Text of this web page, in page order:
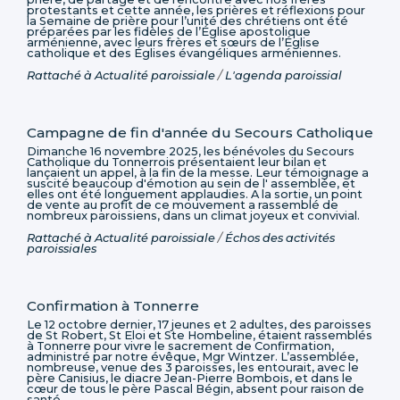
protestants et cette année, les prières et réflexions pour
la Semaine de prière pour l’unité des chrétiens ont été
préparées par les fidèles de l’Église apostolique
arménienne, avec leurs frères et sœurs de l’Église
catholique et des Églises évangéliques arméniennes.
Rattaché à Actualité paroissiale /L'agenda paroissial
Campagne de fin d'année du Secours Catholique
Dimanche 16 novembre 2025, les bénévoles du Secours
Catholique du Tonnerrois présentaient leur bilan et
lançaient un appel, à la fin de la messe. Leur témoignage a
suscité beaucoup d'émotion au sein de l' assemblée, et
elles ont été longuement applaudies. A la sortie, un point
de vente au profit de ce mouvement a rassemblé de
nombreux paroissiens, dans un climat joyeux et convivial.
Rattaché à Actualité paroissiale / Échos des activités
paroissiales
Confirmation à Tonnerre
Le 12 octobre dernier, 17 jeunes et 2 adultes, des paroisses
de St Robert, St Eloi et Ste Hombeline, étaient rassemblés
à Tonnerre pour vivre le sacrement de Confirmation,
administré par notre évêque, Mgr Wintzer. L’assemblée,
nombreuse, venue des 3 paroisses, les entourait, avec le
père Canisius, le diacre Jean-Pierre Bombois, et dans le
cœur de tous le père Pascal Bégin, absent pour raison de